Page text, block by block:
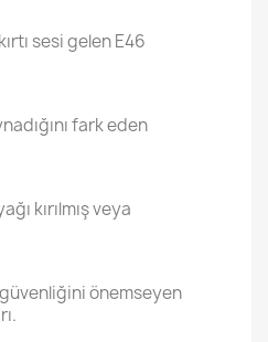
sesi gelen E46
fark eden
kırılmış veya
güvenliğini önemseyen